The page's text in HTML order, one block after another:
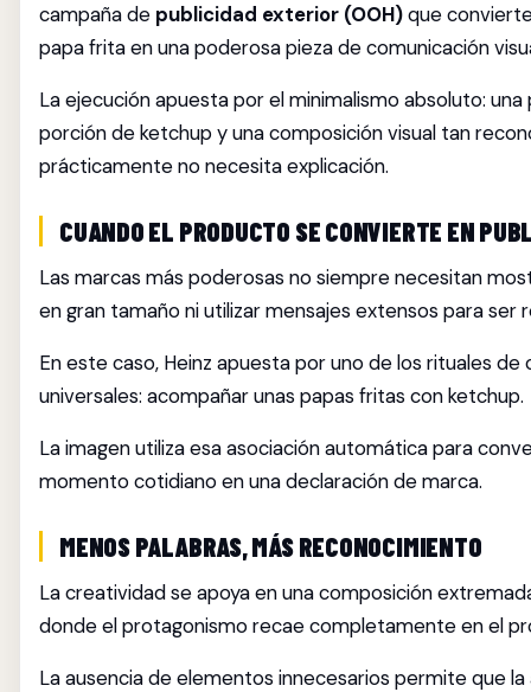
campaña de publicidad exterior (OOH)que
papa frita en una poderosa pieza de comunicación
La ejecución apuesta por el minimalismo absoluto: una
porción de ketchup y una composición visual tan
prácticamente no necesita explicación.
CUANDO EL PRODUCTO SE CONVIERTE EN
Las marcas más poderosas no siempre necesitan
en gran tamaño ni utilizar mensajes extensos para ser
En este caso, Heinz apuesta por uno de los rituales de
universales: acompañar unas papas fritas con ketchup.
La imagen utiliza esa asociación automática para
momento cotidiano en una declaración de marca.
MENOS PALABRAS, MÁS RECONOCIMIENTO
La creatividad se apoya en una composición
donde el protagonismo recae completamente en el
La ausencia de elementos innecesarios permite que la